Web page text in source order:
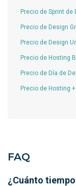
Precio de Sprint
Precio de Design
Precio de Design
Precio de Hosting
Precio de Día de
Precio de Hosting
FAQ
¿Cuánto